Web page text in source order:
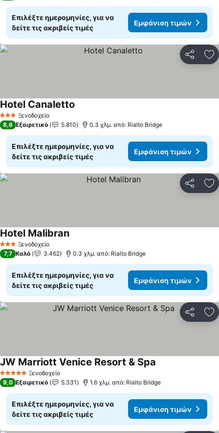
Επιλέξτε ημερομηνίες, για να
δείτε τις ακριβείς τιμές
Εμφάνιση τιμών
3 ΑστέριαΞενοδοχείο
Hotel Canaletto
8,6 Εξαιρετικό 5.810 0.3 χλμ. από: Rialto Bridge
Επιλέξτε ημερομηνίες, για να
δείτε τις ακριβείς τιμές
Εμφάνιση τιμών
3 ΑστέριαΞενοδοχείο
Hotel MalibranΕμφάνιση τιμών
7,7 Καλό 3.462 0.3 χλμ. από: Rialto Bridge
Επιλέξτε ημερομηνίες, για να
δείτε τις ακριβείς τιμές
Εμφάνιση τιμών
5 Αστέρια Ξενοδοχείο
JW Marriott Venice Resort & Spa
9,0 Εξαιρετικό 5.331 1.6 χλμ. από: Rialto Bridge
Επιλέξτε ημερομηνίες, για να
δείτε τις ακριβείς τιμές
Εμφάνιση τιμών